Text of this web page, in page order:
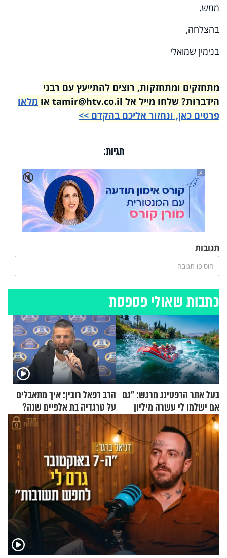
ממש.
בהצלחה,
בנימין שמואלי
מתחזקים ומתחזקות, רוצים להתייעץ עם רבני
הידברות? שלחו מייל אל tamir@htv.co.il או
מלאו
פרטים כאן, ונחזור אליכם בהקדם >>
תגיות:
🔇
X
תגובות
הוסיפו תגובה
כתבות שאולי פספסת
בעל אתר הרפטינג מרגש: "גם
אם ישלמו לי עשרה מיליון
שקלים - לא אפתח בשבת"
הרב רפאל רובין: איך מתאבלים
על טרגדיה בת אלפיים שנה?